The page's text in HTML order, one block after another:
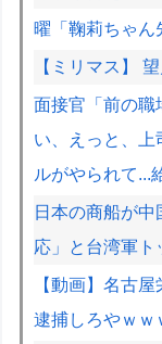
曜「鞠莉ちゃん
【ミリマス】
面接官「前の職
い、えっと、上
ルがやられて...
日本の商船が
応」と台湾軍ト
【動画】名古
逮捕しろやｗｗ